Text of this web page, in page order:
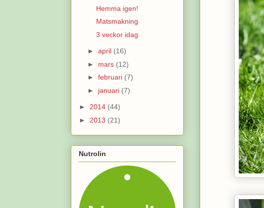
Hemma igen!
Matsmakning
3 veckor idag
► april (16)
► mars (12)
► februari (7)
► januari (7)
► 2014 (44)
► 2013 (21)
Nutrolin